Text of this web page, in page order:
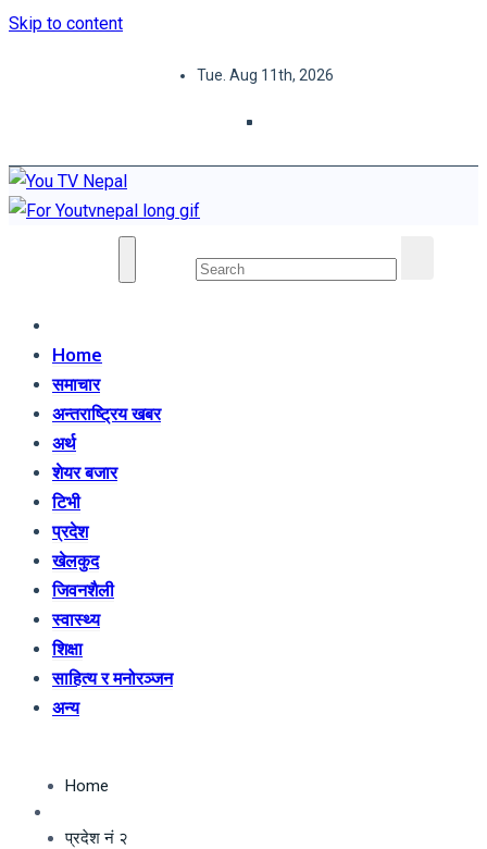
Skip to content
Tue. Aug 11th, 2026
Home
समाचार
अन्तराष्ट्रिय खबर
अर्थ
शेयर बजार
टिभी
प्रदेश
खेलकुद
जिवनशैली
स्वास्थ्य
शिक्षा
साहित्य र मनोरञ्जन
अन्य
Home
प्रदेश नं २